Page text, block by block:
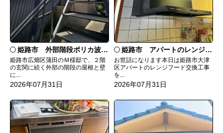
姫路市 外部階段ポリカ波板張替工事
姫路市広畑区蒲田のＭ様邸で、２階
の玄関に続く外部の階段の屋根と壁
に...
2026年07月31日
姫路市 アパートのレンジフード交換
お世話になります本日は姫路市大津
区アパートのレンジフード交換工事
を...
2026年07月31日